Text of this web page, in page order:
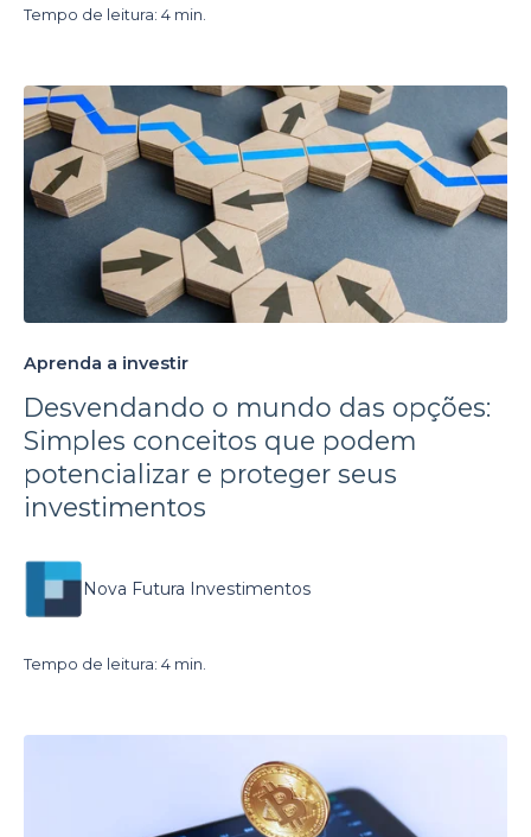
Tempo de leitura: 4 min.
Aprenda a investir
Desvendando o mundo das opções:
Simples conceitos que podem
potencializar e proteger seus
investimentos
Nova Futura Investimentos
Tempo de leitura: 4 min.